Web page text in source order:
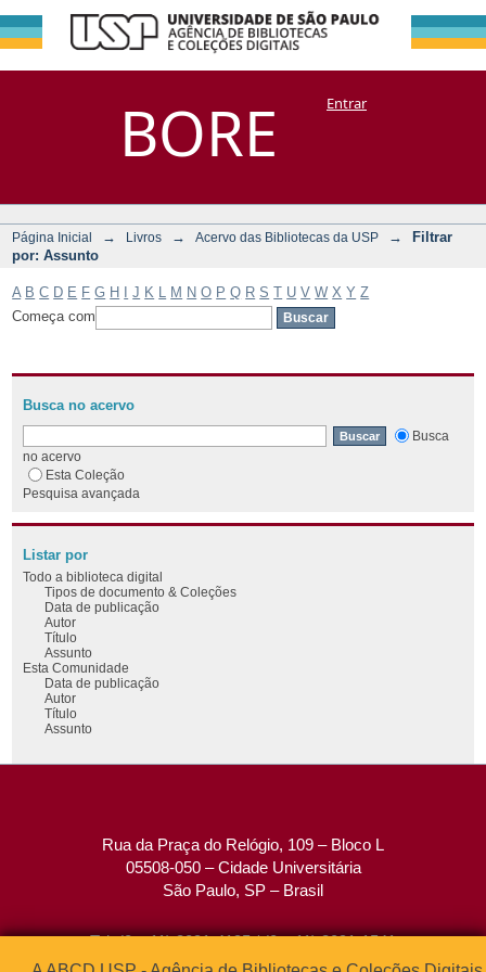
BORE
Filtrar por:
Assunto
DSpace/Manakin + CoriscoEntrar
Página Inicial → Livros → Acervo das Bibliotecas da USP →
Filtrar
por: Assunto
A B C D E F G H J K M N O P Q R S T U V W X Y Z
Começa com
Busca no acervo
Busca
no acervo
Esta Coleção
Pesquisa avançada
Listar por
Todo a biblioteca digital
Tipos de documento & Coleções
Data de publicação
Autor
Título
Assunto
Esta Comunidade
Data de publicação
Autor
Título
Assunto
Rua da Praça do Relógio, 109 – Bloco L
05508-050 – Cidade Universitária
São Paulo, SP – Brasil
Tel: (0xx11) 3091-4195 / (0xx11) 3091-1541
Fax: (0xx11) 3091-1567